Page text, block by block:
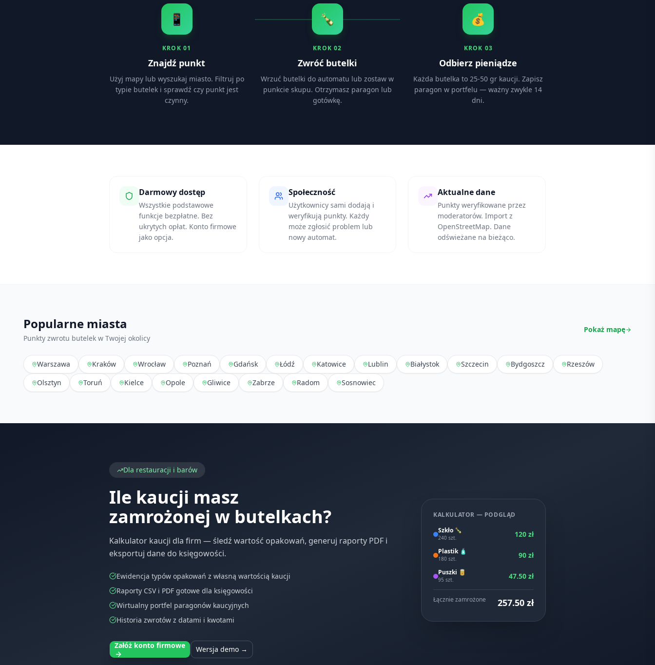
📱
KROK 01
Znajdź punkt
Użyj mapy lub wyszukaj miasto. Filtruj po
typie butelek i sprawdź czy punkt jest
czynny.
🍾
KROK02
Zwróć butelki
Wrzuć butelki do automatu lub zostaw w
punkcie skupu. Otrzymasz paragon lub
gotówkę.
💰
KROK 03
Odbierz pieniądze
Każda butelka to 25-50 gr kaucji. Zapisz
paragon w portfelu — ważny zwykle 14
dni.
Darmowy dostęp
Wszystkie podstawowe
funkcje bezpłatne. Bez
ukrytych opłat. Konto firmowe
jako opcja.
Społeczność
Użytkownicy sami dodają i
weryfikują punkty. Każdy
może zgłosić problem lub
nowy automat.
Aktualne dane
Punkty weryfikowane przez
moderatorów. Import z
OpenStreetMap. Dane
odświeżane na bieżąco.
Popularne miasta
Punkty zwrotu butelek w Twojej okolicy
Pokaż mapę
Warszawa Kraków Wrocław Poznań Gdańsk Łódź Katowice Lublin Białystok Szczecin Bydgoszcz
Rzeszów
Olsztyn
Toruń Kielce Opole Gliwice Zabrze Radom Sosnowiec
Dla restauracji i barów
Ile kaucji masz
zamrożonej w butelkach?
Kalkulator kaucji dla firm — śledź wartość opakowań, generuj raporty PDF i
eksportuj dane do księgowości.
Ewidencja typów opakowań z własną wartością kaucji
Raporty CSV i PDF gotowe dla księgowości
Wirtualny portfel paragonów kaucyjnych
Historia zwrotów z datami i kwotami
Załóż konto firmowe Wersja demo →
KALKULATOR — PODGLĄD
Szkło 🍾
240 szt. 120 zł
Plastik 🧴
180 szt. 90 zł
Puszki 🥫
95 szt. 47.50 zł
Łącznie zamrożone 257.50 zł